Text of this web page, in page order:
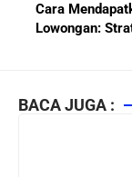
Cara
Lowongan:
bagi Fresh
BACA JUGA :